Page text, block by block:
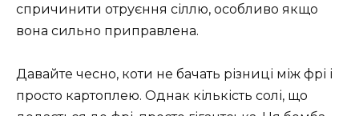
спричинити отруєння сіллю, особливо якщо
вона сильно приправлена.
Давайте чесно, коти не бачать різниці між фрі і
просто картоплею. Однак кількість солі, що